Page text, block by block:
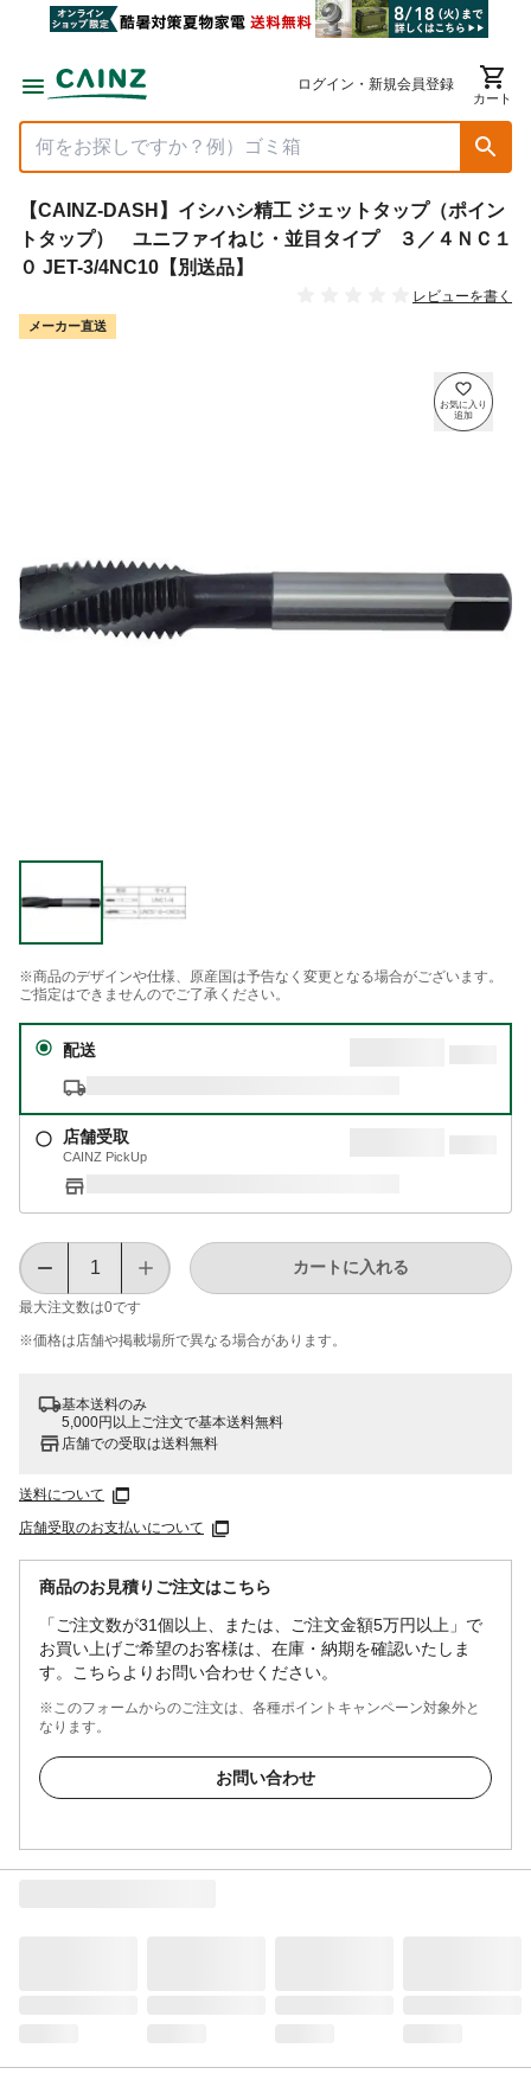
ログイン・新規会員登録
カート
【CAINZ-DASH】イシハシ精工 ジェットタップ（ポイン
トタップ） ユニファイねじ・並目タイプ ３／４ＮＣ１
０ JET-3/4NC10【別送品】
レビューを書く
メーカー直送
※商品のデザインや仕様、原産国は予告なく変更となる場合がございます。
ご指定はできませんのでご了承ください。
配送
店舗受取
CAINZ PickUp
最大注文数は0です
カートに入れる
※価格は​店舗や​掲載場所で​異なる​場合が​あります。
基本送料のみ
5,000円以上ご注文で基本送料無料
店舗での受取は送料無料
送料について
店舗受取のお支払いについて
商品のお見積りご注文はこちら
「ご注文数が31個以上、または、ご注文金額5万円以上」で
お買い上げご希望のお客様は、在庫・納期を確認いたしま
す。こちらよりお問い合わせください。
※このフォームからのご注文は、各種ポイントキャンペーン対象外と
なります。
お問い合わせ